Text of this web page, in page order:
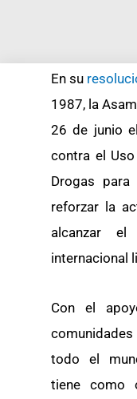
En su
1987, la
26 de junio
contra el
Drogas
reforzar la
alcanzar
internacional
Con el
todo el
tiene como